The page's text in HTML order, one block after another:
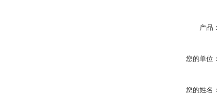
产品
您的单位
您的姓名